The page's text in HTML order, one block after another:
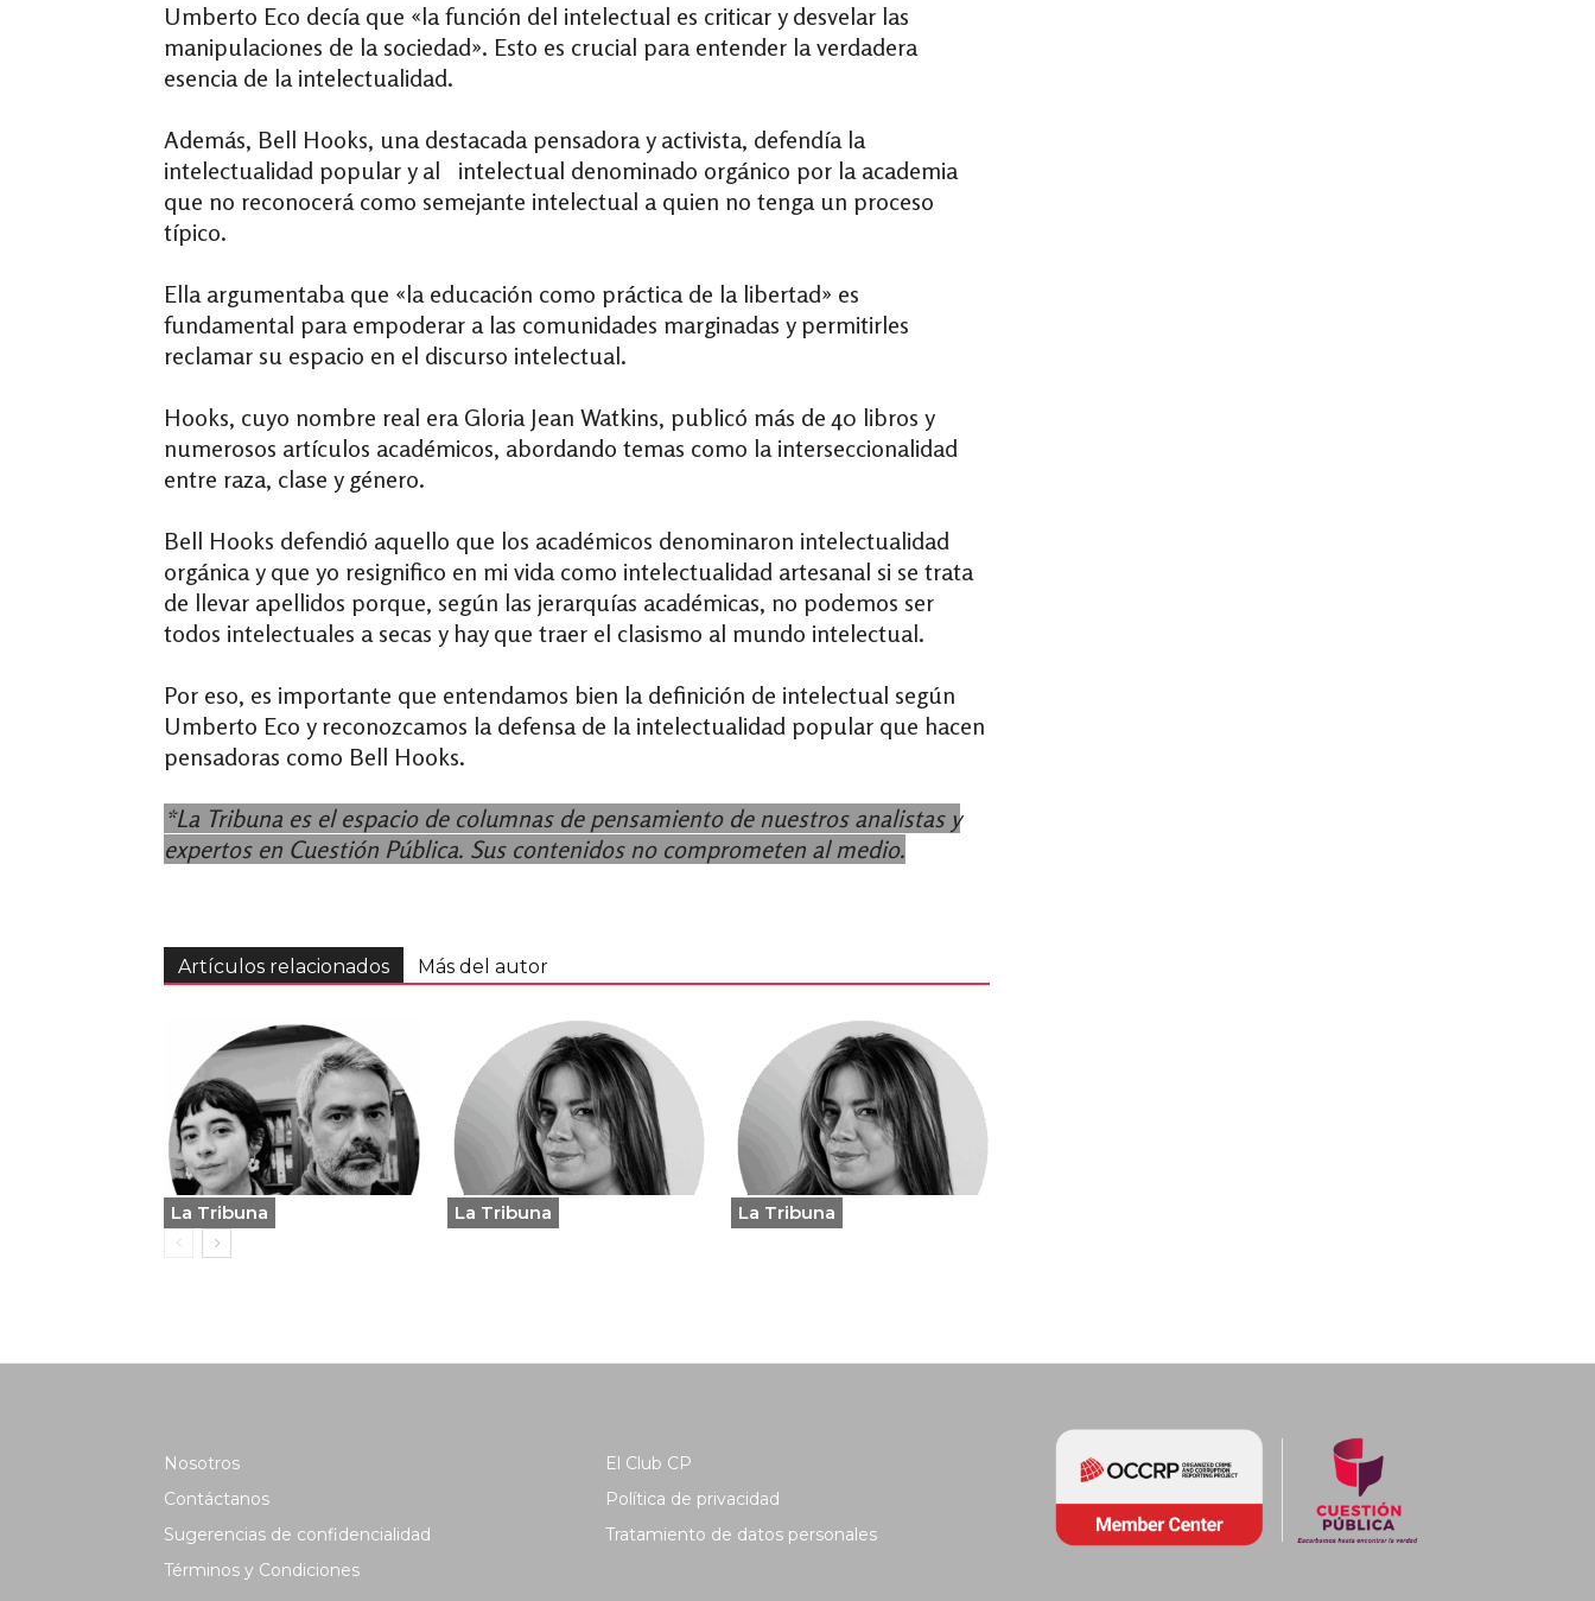
Umberto Eco decía que «la función del intelectual es criticar y desvelar las
manipulaciones de la sociedad». Esto es crucial para entender la verdadera
esencia de la intelectualidad.
Además, Bell Hooks, una destacada pensadora y activista, defendía la
intelectualidad popular y al intelectual denominado orgánico por la academia
que no reconocerá como semejante intelectual a quien no tenga un proceso
típico.
Ella argumentaba que «la educación como práctica de la libertad» es
fundamental para empoderar a las comunidades marginadas y permitirles
reclamar su espacio en el discurso intelectual.
Hooks, cuyo nombre real era Gloria Jean Watkins, publicó más de 40 libros y
numerosos artículos académicos, abordando temas como la interseccionalidad
entre raza, clase y género.
Bell Hooks defendió aquello que los académicos denominaron intelectualidad
orgánica y que yo resignifico en mi vida como intelectualidad artesanal si se trata
de llevar apellidos porque, según las jerarquías académicas, no podemos ser
todos intelectuales a secas y hay que traer el clasismo al mundo intelectual.
Por eso, es importante que entendamos bien la definición de intelectual según
Umberto Eco y reconozcamos la defensa de la intelectualidad popular que hacen
pensadoras como Bell Hooks.
*La Tribuna es el espacio de columnas de pensamiento de nuestros analistas y
expertos en Cuestión Pública. Sus contenidos no comprometen al medio.
Artículos relacionados Más del autor
La Tribuna La Tribuna La Tribuna
Nosotros
Contáctanos
Sugerencias de confidencialidad
Términos y Condiciones
El Club CP
Política de privacidad
Tratamiento de datos personales